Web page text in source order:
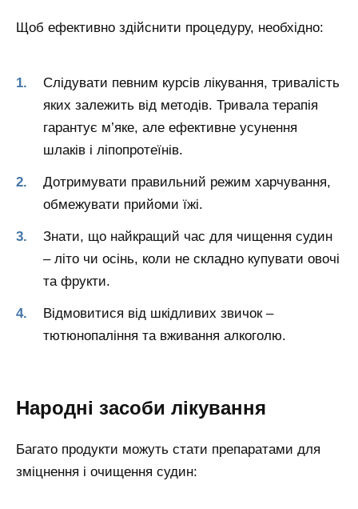
Щоб ефективно здійснити процедуру, необхідно:
Слідувати певним курсів лікування, тривалість
яких залежить від методів. Тривала терапія
гарантує м’яке, але ефективне усунення
шлаків і ліпопротеїнів.
Дотримувати правильний режим харчування,
обмежувати прийоми їжі.
Знати, що найкращий час для чищення судин
– літо чи осінь, коли не складно купувати овочі
та фрукти.
Відмовитися від шкідливих звичок –
тютюнопаління та вживання алкоголю.
Народні засоби лікування
Багато продукти можуть стати препаратами для
зміцнення і очищення судин: